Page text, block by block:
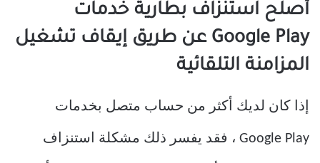
أصلح استنزاف بطارية خدمات
Google Play عن طريق إيقاف تشغيل
المزامنة التلقائية
إذا كان لديك أكثر من حساب متصل بخدمات
Google Play ، فقد يفسر ذلك مشكلة استنزاف